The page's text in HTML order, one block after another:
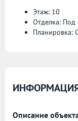
Этаж: 10
Отделка: Под
Планировка:
Описание